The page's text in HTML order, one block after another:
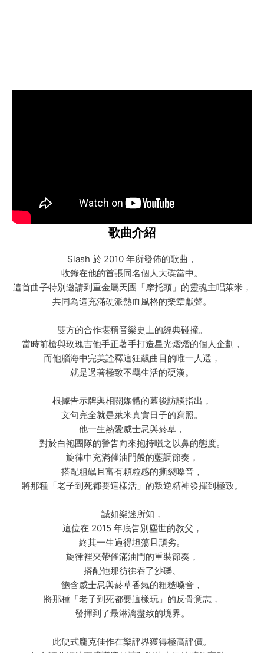
歌曲介紹
Slash 於 2010 年所發佈的歌曲，
收錄在他的首張同名個人大碟當中。
這首曲子特別邀請到重金屬天團「摩托頭」的靈魂主唱萊米，
共同為這充滿硬派熱血風格的樂章獻聲。
雙方的合作堪稱音樂史上的經典碰撞。
當時前槍與玫瑰吉他手正著手打造星光熠熠的個人企劃，
而他腦海中完美詮釋這狂飆曲目的唯一人選，
就是過著極致不羈生活的硬漢。
根據告示牌與相關媒體的幕後訪談指出，
文句完全就是萊米真實日子的寫照。
他一生熱愛威士忌與菸草，
對於白袍團隊的警告向來抱持嗤之以鼻的態度。
旋律中充滿催油門般的藍調節奏，
搭配粗礪且富有顆粒感的撕裂嗓音，
將那種「老子到死都要這樣活」的叛逆精神發揮到極致。
誠如樂迷所知，
這位在 2015 年底告別塵世的教父，
終其一生過得坦蕩且頑劣。
旋律裡夾帶催滿油門的重裝節奏，
搭配他那彷彿吞了沙礫、
飽含威士忌與菸草香氣的粗糙嗓音，
將那種「老子到死都要這樣玩」的反骨意志，
發揮到了最淋漓盡致的境界。
此硬式龐克佳作在樂評界獲得極高評價。